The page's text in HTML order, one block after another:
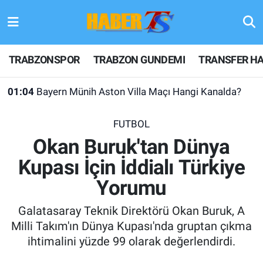
TRABZONSPOR TRABZON GUNDEMI TRANSFER
01:04 Bayern Münih Aston Villa Maçı Hangi Kanalda?
FUTBOL
Okan Buruk'tan Dünya
Kupası İçin İddialı Türkiye
Yorumu
Galatasaray Teknik Direktörü Okan Buruk, A
Milli Takım'ın Dünya Kupası'nda gruptan çıkma
ihtimalini yüzde 99 olarak değerlendirdi.
TRABZONSPOR
TRABZON GUNDEMI
KULİS MEYDANI
1461 TRABZON
FUTBOL
Hava Durumu
Trafik Durumu
Son Dakika Haberleri